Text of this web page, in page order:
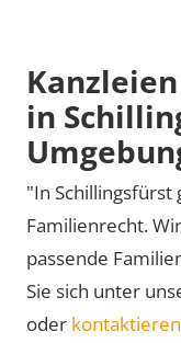
in
"In Schillingsfürst
Familienrecht.
passende
Sie sich unter
oder